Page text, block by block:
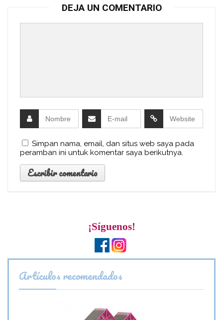
DEJA UN COMENTARIO
Simpan nama, email, dan situs web saya pada
peramban ini untuk komentar saya berikutnya.
¡Síguenos!
Artículos recomendados